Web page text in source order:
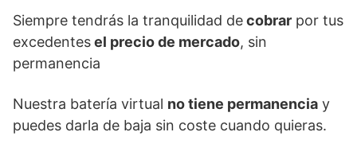
Siempre tendrás la tranquilidad decobrar por tus
excedentesel precio de mercado, sin
permanencia
Nuestra batería virtual no tiene permanencia y
puedes darla de baja sin coste cuando quieras.